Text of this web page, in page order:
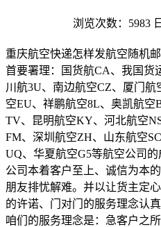
浏览次数：5983
重庆航空快递怎样发航空随机
首要署理：国货航CA、我国货
川航3U、南边航空CZ、厦门
空EU、祥鹏航空8L、奥凯航
TV、昆明航空KY、河北航空
FM、深圳航空ZH、山东航空
UQ、华夏航空G5等航空公司的
公司本着客户至上、诚信为本
朋友排忧解难。并以让货主定
的许诺、门对门的服务理念认
咱们的服务理念是：急客户之